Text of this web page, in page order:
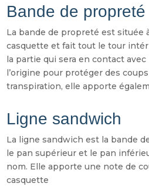
Bande de propreté
La bande de propreté est située
casquette et fait tout le tour
la partie qui sera en contact
l’origine pour protéger des
transpiration, elle apporte
Ligne sandwich
La ligne sandwich est la bande
le pan supérieur et le pan
nom. Elle apporte une note de
casquette